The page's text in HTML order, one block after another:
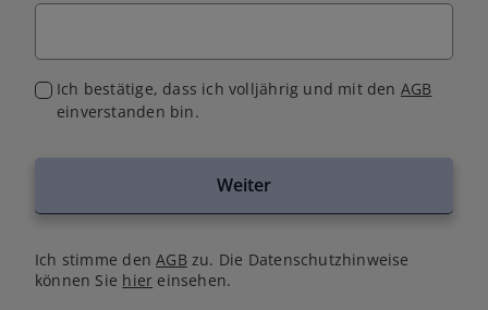
Ich bestätige, dass ich volljährig und mit den AGB
einverstanden bin.
Weiter
Ich stimme denAGB zu. Die Datenschutzhinweise
können Sie hier einsehen.